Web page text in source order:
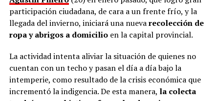
veces no entendemos la cultura del Litoral”, define.
En esa línea, en 2014, Marinoni incluyó alCurupí, el
personaje de la mitología guaraní que tiene un pene
largo y envuelto en su cuerpo, un hecho que significó
una gran polémica en el anfiteatro Mario del Tránsito
Cocomarola, de Corrientes, donde se hacía e festival
chamamecero.
participación ciudadana, de cara a un frente frío, y la
llegada del invierno, iniciará una nuevarecolección de
ropa y abrigos a domicilioen la capital provincial.
La actividad intenta aliviar la situación de quienes no
cuentan con un techo y pasan el día a día bajo la
intemperie, como resultado de la crisis económica que
incrementó la indigencia. De esta manera, la colecta